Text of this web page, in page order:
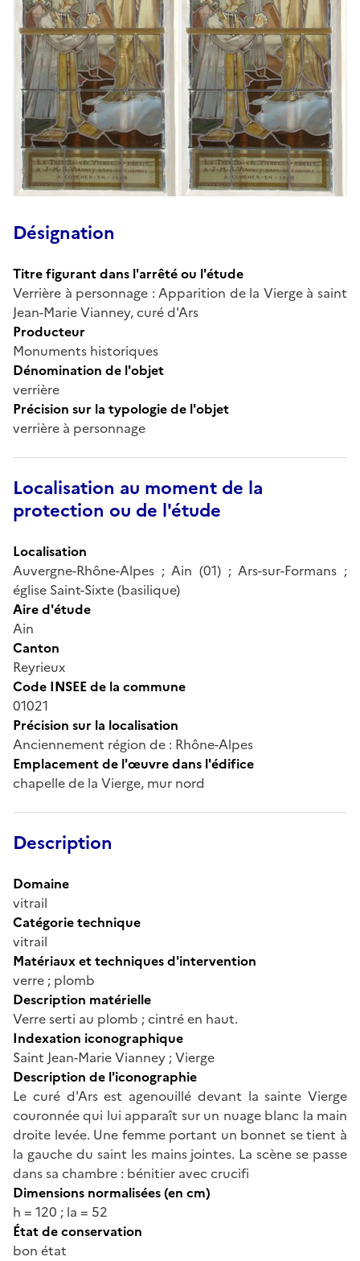
Désignation
Titre figurant dans l'arrêté ou l'étude
Verrière à personnage : Apparition de la Vierge à saint
Jean-Marie Vianney, curé d'Ars
Producteur
Monuments historiques
Dénomination de l'objet
verrière
Précision sur la typologie de l'objet
verrière à personnage
Localisation au moment de la
protection ou de l'étude
Localisation
Auvergne-Rhône-Alpes ; Ain (01) ; Ars-sur-Formans ;
église Saint-Sixte (basilique)
Aire d'étude
Ain
Canton
Reyrieux
Code INSEE de la commune
01021
Précision sur la localisation
Anciennement région de : Rhône-Alpes
Emplacement de l'œuvre dans l'édifice
chapelle de la Vierge, mur nord
Description
Domaine
vitrail
Catégorie technique
vitrail
Matériaux et techniques d'intervention
verre ; plomb
Description matérielle
Verre serti au plomb ; cintré en haut.
Indexation iconographique
Saint Jean-Marie Vianney ; Vierge
Description de l'iconographie
Le curé d'Ars est agenouillé devant la sainte Vierge
couronnée qui lui apparaît sur un nuage blanc la main
droite levée. Une femme portant un bonnet se tient à
la gauche du saint les mains jointes. La scène se passe
dans sa chambre : bénitier avec crucifi
Dimensions normalisées (en cm)
h = 120 ; la = 52
État de conservation
bon état